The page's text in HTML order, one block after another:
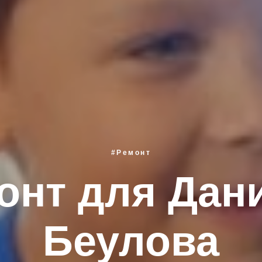
#Ремонт
для
Беулова